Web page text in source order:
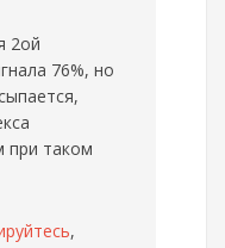
2ой
76%, но
при таком
,